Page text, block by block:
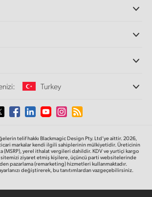
Yazılımı
Turkey
Bölgenizi Seçiniz
telif hakkı Blackmagic Design Pty. Ltd’ye aittir. 2026,
markalar kendi ilgili sahiplerinin mülkiyetidir. Üreticinin
(MSRP), yerel ithalat vergileri dahildir. KDV ve yurtiçi kargo
ziyaret etmiş kişilere, üçüncü parti websitelerinde
pazarlama (remarketing) hizmetleri kullanmaktadır.
değiştirerek, bu tanıtımlardan vazgeçebilirsiniz.